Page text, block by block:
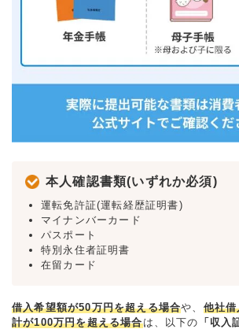
本人確認書類(いずれか必須)
運転免許証(運転経歴証明書)
マイナンバーカード
パスポート
特別永住者証明書
在留カード
借入希望額が50万円を超える場合や、 他社
計が100万円を超える場合は、以下の 「収入